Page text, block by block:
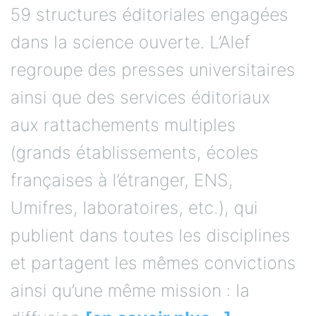
59 structures éditoriales engagées
dans la science ouverte. L’Alef
regroupe des presses universitaires
ainsi que des services éditoriaux
aux rattachements multiples
(grands établissements, écoles
françaises à l’étranger, ENS,
Umifres, laboratoires, etc.), qui
publient dans toutes les disciplines
et partagent les mêmes convictions
ainsi qu’une même mission : la